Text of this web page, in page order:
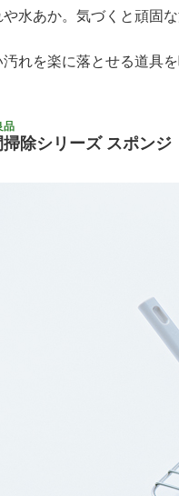
水あか。気づくと頑固
れを楽に落とせる道具
品
掃除シリーズ スポンジ